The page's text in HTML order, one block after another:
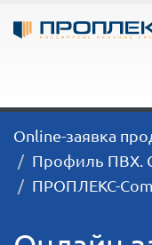
Online-заявка
Профиль ПВХ.
ПРОПЛЕКС-